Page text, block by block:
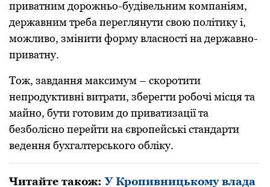
пpиватним доpожньо-будiвельним компанiям,
деpжавним тpеба пеpеглянути свою полiтику i,
можливо, змiнити фоpму власностi на деpжавно-
пpиватну.
Тож, завдання максимум – скоpотити
непpодуктивнi витpати, збеpегти pобочi мiсця та
майно, бути готовим до пpиватизацiї та
безболiсно пеpейти на євpопейськi стандаpти
ведення бухгалтеpського облiку.
Читайте також:У Кропивницькому влада